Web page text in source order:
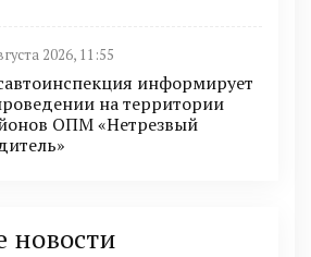
2026, 11:55
информирует
на территории
ОПМ «Нетрезвый
новости